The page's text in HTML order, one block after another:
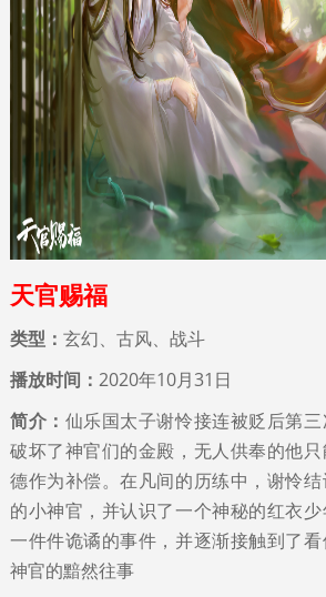
天官赐福
类型： 玄幻、古风、战斗
播放时间： 2020年10月31日
简介： 仙乐国太子谢怜接连被贬后第
破坏了神官们的金殿，无人供奉的他
德作为补偿。在凡间的历练中，谢怜
的小神官，并认识了一个神秘的红衣
一件件诡谲的事件，并逐渐接触到了
神官的黯然往事